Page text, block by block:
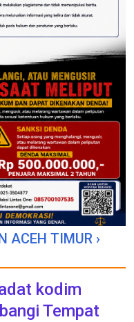
ACEH TIMUR ›
kodim
Tempat